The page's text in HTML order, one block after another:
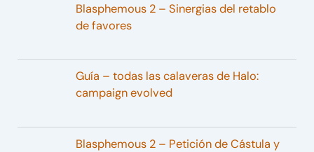
Blasphemous 2 – Sinergias del retablo
de favores
Guía – todas las calaveras de Halo:
campaign evolved
Blasphemous 2 – Petición de Cástula y